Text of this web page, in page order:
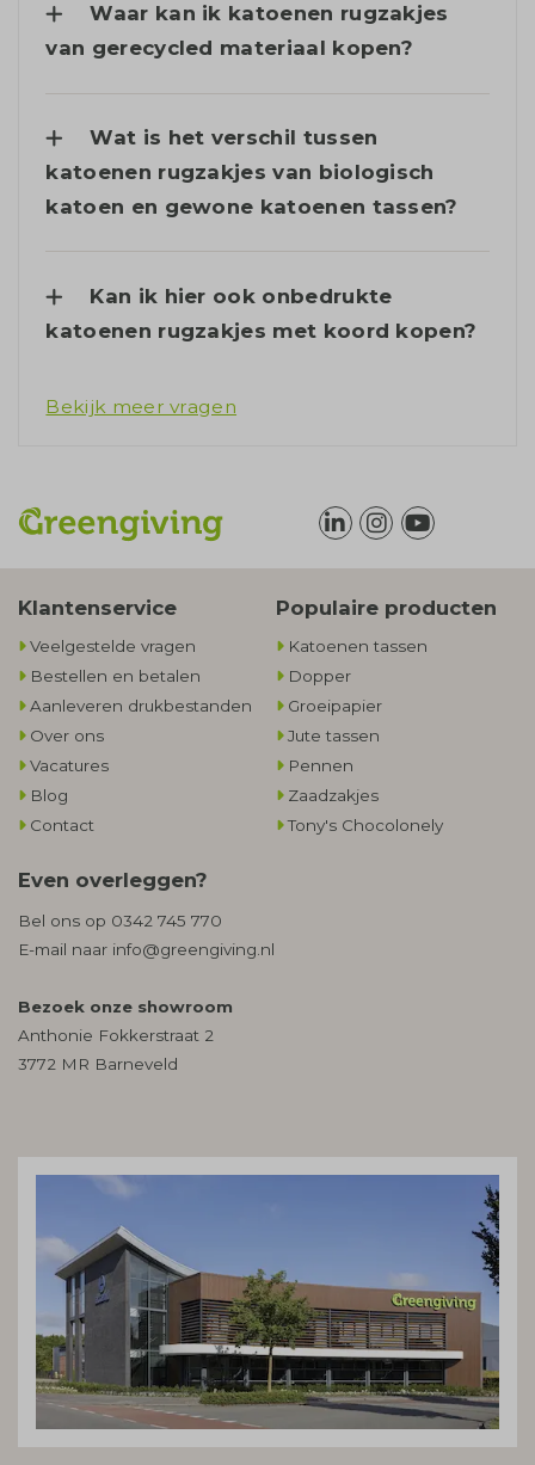
Waar kan ik katoenen rugzakjes
van gerecycled materiaal kopen?
Wat is het verschil tussen
katoenen rugzakjes van biologisch
katoen en gewone katoenen tassen?
Kan ik hier ook onbedrukte
katoenen rugzakjes met koord kopen?
Bekijk meer vragen
Klantenservice
Veelgestelde vragen
Bestellen en betalen
Aanleveren drukbestanden
Over ons
Vacatures
Blog
Contact
Populaire producten
Katoenen tassen
Dopper
Groeipapier
Jute tassen
Pennen
Zaadzakjes
Tony's Chocolonely
Even overleggen?
Bel ons op 0342 745 770
E-mail naar info@greengiving.nl
Bezoek onze showroom
Anthonie Fokkerstraat 2
3772 MR Barneveld